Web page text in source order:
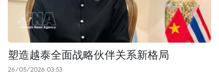
塑造越泰全面战略伙伴关系新格局
26/05/2026 03:53